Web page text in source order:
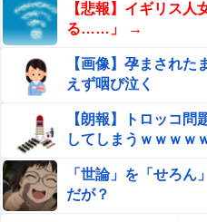
【悲報】イギリス
る……」 →
【画像】孕まされた
えず咽び泣く
【朗報】トロッコ問
してしまうｗｗｗｗ
「世論」を「せろん
だが？